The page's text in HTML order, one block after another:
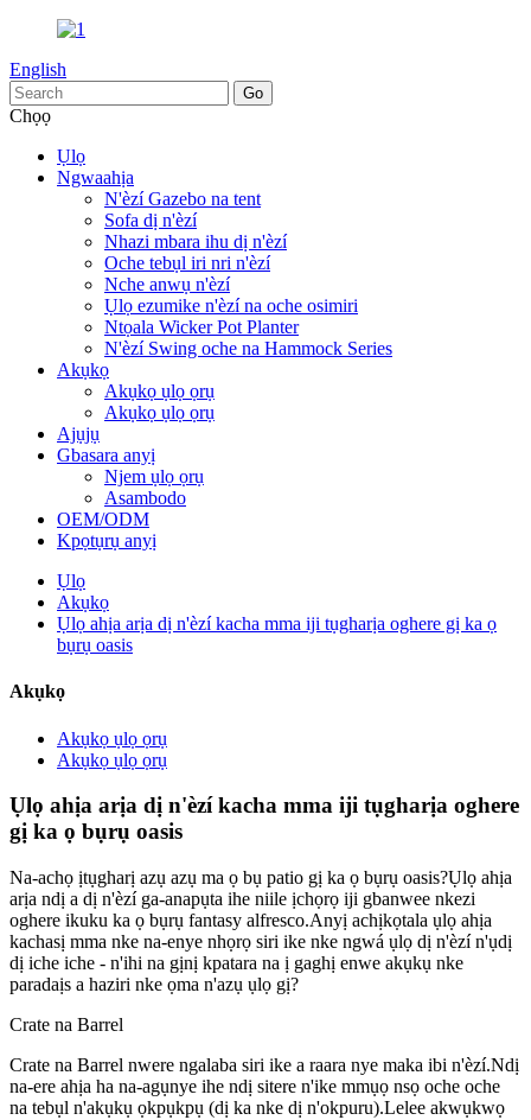
English
Chọọ
Ụlọ
Ngwaahịa
N'èzí Gazebo na tent
Sofa dị n'èzí
Nhazi mbara ihu dị n'èzí
Oche tebụl iri nri n'èzí
Nche anwụ n'èzí
Ụlọ ezumike n'èzí na oche osimiri
Ntọala Wicker Pot Planter
N'èzí Swing oche na Hammock Series
Akụkọ
Akụkọ ụlọ ọrụ
Akụkọ ụlọ ọrụ
Ajụjụ
Gbasara anyị
Njem ụlọ ọrụ
Asambodo
OEM/ODM
Kpọtụrụ anyị
Ụlọ
Akụkọ
Ụlọ ahịa arịa dị n'èzí kacha mma iji tụgharịa oghere gị ka ọ
bụrụ oasis
Akụkọ
Akụkọ ụlọ ọrụ
Akụkọ ụlọ ọrụ
Ụlọ ahịa arịa dị n'èzí kacha mma iji tụgharịa oghere
gị ka ọ bụrụ oasis
Na-achọ ịtụgharị azụ azụ ma ọ bụ patio gị ka ọ bụrụ oasis?Ụlọ ahịa
arịa ndị a dị n'èzí ga-anapụta ihe niile ịchọrọ iji gbanwee nkezi
oghere ikuku ka ọ bụrụ fantasy alfresco.Anyị achịkọtala ụlọ ahịa
kachasị mma nke na-enye nhọrọ siri ike nke ngwá ụlọ dị n'èzí n'ụdị
dị iche iche - n'ihi na gịnị kpatara na ị gaghị enwe akụkụ nke
paradaịs a haziri nke ọma n'azụ ụlọ gị?
Crate na Barrel
Crate na Barrel nwere ngalaba siri ike a raara nye maka ibi n'èzí.Ndị
na-ere ahịa ha na-agụnye ihe ndị sitere n'ike mmụọ nsọ oche oche
na tebụl n'akụkụ ọkpụkpụ (dị ka nke dị n'okpuru).Lelee akwụkwọ